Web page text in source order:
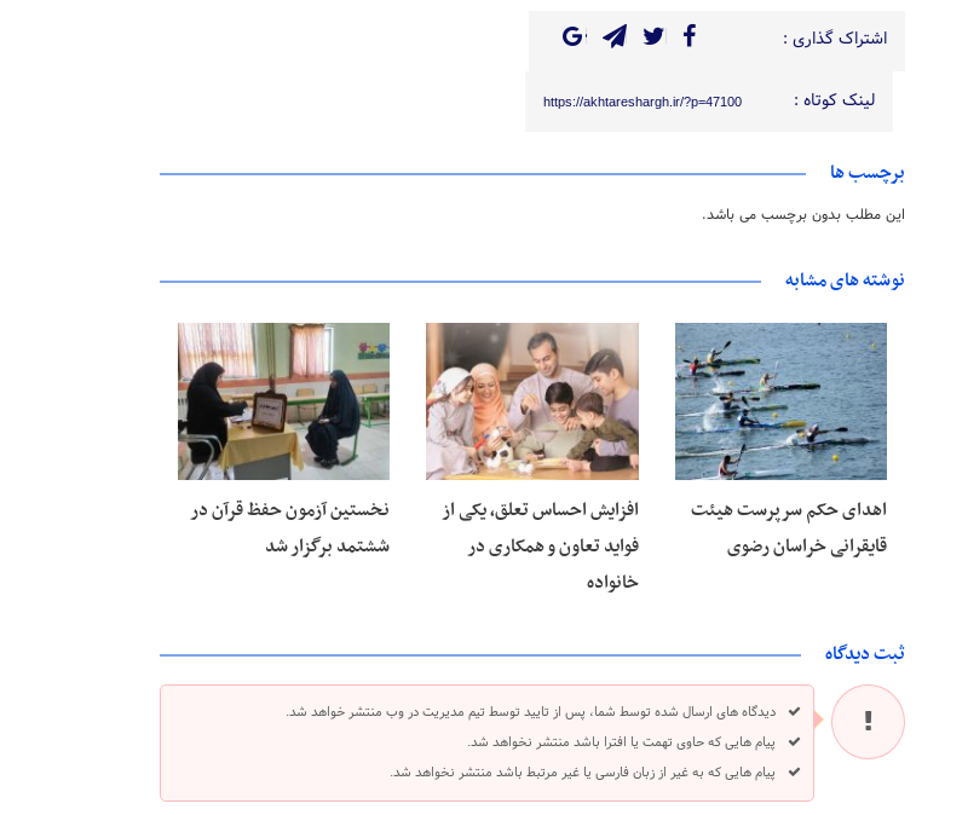
اشتراک گذاری :
لینک کوتاه : https://akhtareshargh.ir/?p=47100
برچسب ها
این مطلب بدون برچسب می باشد.
نوشته های مشابه
۰۹ تیر ۱۴۰۵
اهدای حکم سرپرست هیئت
قایقرانی خراسان رضوی
۰۹ تیر ۱۴۰۵
افزایش احساس تعلق، یکی از
فواید تعاون و همکاری در
خانواده
۰۹ تیر ۱۴۰۵
نخستین آزمون حفظ قرآن در
ششتمد برگزار شد
ثبت دیدگاه
دیدگاه های ارسال شده توسط شما، پس از تایید توسط تیم مدیریت در وب منتشر خواهد شد.
پیام هایی که حاوی تهمت یا افترا باشد منتشر نخواهد شد.
پیام هایی که به غیر از زبان فارسی یا غیر مرتبط باشد منتشر نخواهد شد.